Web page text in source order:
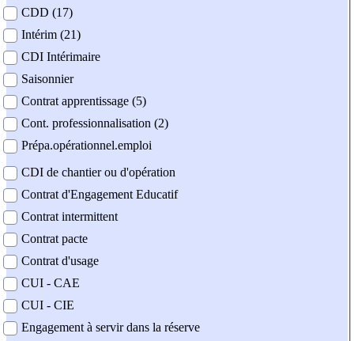
CDD (17)
Intérim (21)
CDI Intérimaire
Saisonnier
Contrat apprentissage (5)
Cont. professionnalisation (2)
Prépa.opérationnel.emploi
CDI de chantier ou d'opération
Contrat d'Engagement Educatif
Contrat intermittent
Contrat pacte
Contrat d'usage
CUI - CAE
CUI - CIE
Engagement à servir dans la réserve